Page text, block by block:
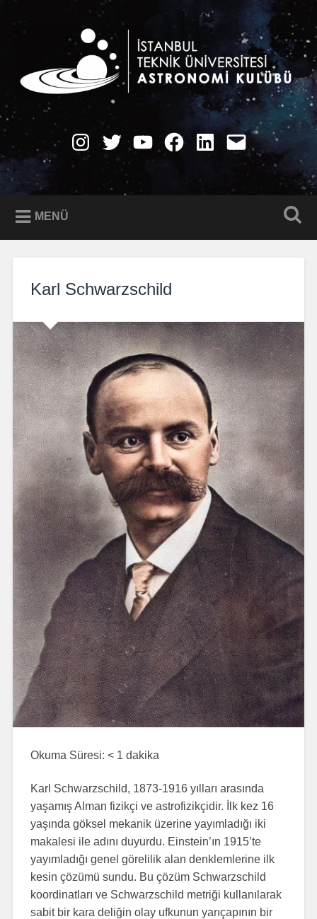
İTÜ Astronomi Kulübü
Instagram
TwitterYouTube
Facebook
LinkedIn
E-
Posta
MENÜ
Karl Schwarzschild
Okuma Süresi: < 1 dakika
Karl Schwarzschild, 1873-1916 yılları arasında
yaşamış Alman fizikçi ve astrofizikçidir. İlk kez 16
yaşında göksel mekanik üzerine yayımladığı iki
makalesi ile adını duyurdu. Einstein’ın 1915’te
yayımladığı genel görelilik alan denklemlerine ilk
kesin çözümü sundu. Bu çözüm Schwarzschild
koordinatları ve Schwarzschild metriği kullanılarak
sabit bir kara deliğin olay ufkunun yarıçapının bir